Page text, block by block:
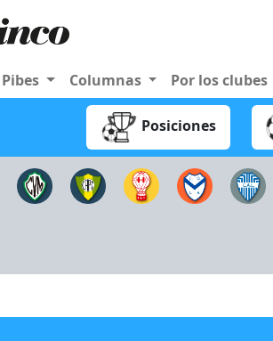
Columnas Por los clubes
Posiciones